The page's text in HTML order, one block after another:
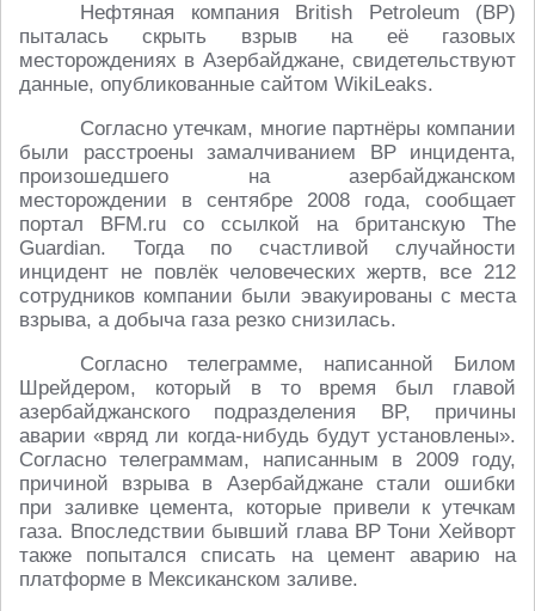
Нефтяная компания British Petroleum (BP)
пыталась скрыть взрыв на её газовых
месторождениях в Азербайджане, свидетельствуют
данные, опубликованные сайтом WikiLeaks.
Согласно утечкам, многие партнёры компании
были расстроены замалчиванием BP инцидента,
произошедшего на азербайджанском
месторождении в сентябре 2008 года, сообщает
портал BFM.ru со ссылкой на британскую The
Guardian. Тогда по счастливой случайности
инцидент не повлёк человеческих жертв, все 212
сотрудников компании были эвакуированы с места
взрыва, а добыча газа резко снизилась.
Согласно телеграмме, написанной Билом
Шрейдером, который в то время был главой
азербайджанского подразделения BP, причины
аварии «вряд ли когда-нибудь будут установлены».
Согласно телеграммам, написанным в 2009 году,
причиной взрыва в Азербайджане стали ошибки
при заливке цемента, которые привели к утечкам
газа. Впоследствии бывший глава BP Тони Хейворт
также попытался списать на цемент аварию на
платформе в Мексиканском заливе.